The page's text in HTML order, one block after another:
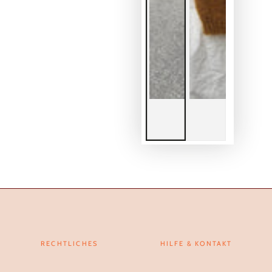
RECHTLICHES HILFE & KONTAKT